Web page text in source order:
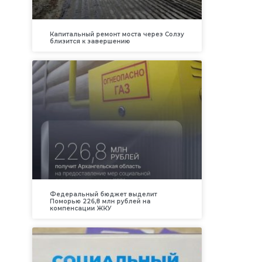
Капитальный ремонт моста через Солзу
близится к завершению
Федеральный бюджет выделит
Поморью 226,8 млн рублей на
компенсации ЖКУ